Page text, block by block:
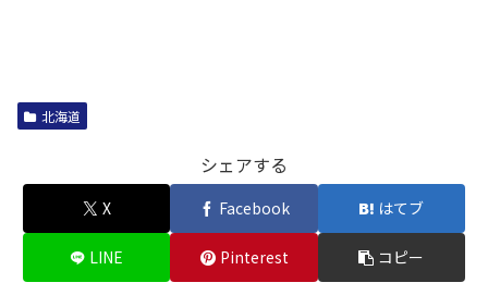
北海道
シェアする
X Facebook はてブ
LINE Pinterest コピー